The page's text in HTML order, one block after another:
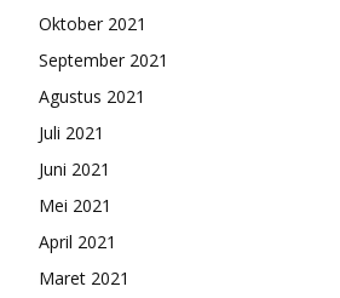
Oktober 2021
September 2021
Agustus 2021
Juli 2021
Juni 2021
Mei 2021
April 2021
Maret 2021